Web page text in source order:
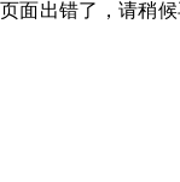
页面出错了，请稍候